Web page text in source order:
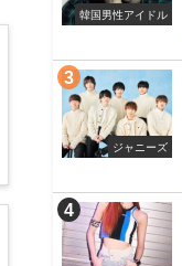
韓国男性アイドル
ジャニーズ